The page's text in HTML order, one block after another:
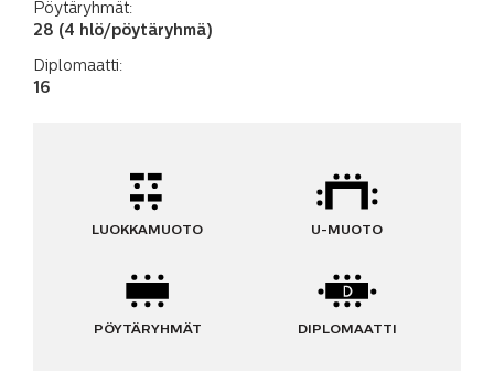
Pöytäryhmät:
28 (4 hlö/pöytäryhmä)
Diplomaatti:
16
LUOKKAMUOTO U-MUOTO
PÖYTÄRYHMÄT DIPLOMAATTI